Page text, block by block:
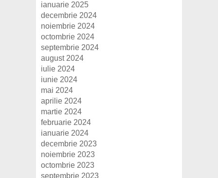
ianuarie 2025
decembrie 2024
noiembrie 2024
octombrie 2024
septembrie 2024
august 2024
iulie 2024
iunie 2024
mai 2024
aprilie 2024
martie 2024
februarie 2024
ianuarie 2024
decembrie 2023
noiembrie 2023
octombrie 2023
septembrie 2023